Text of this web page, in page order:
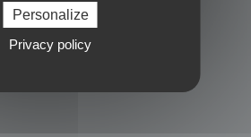
Personalize
Privacy policy